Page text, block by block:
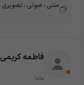
متنی ، صوتی ، تصویری
فاطمه کریمی
ماما